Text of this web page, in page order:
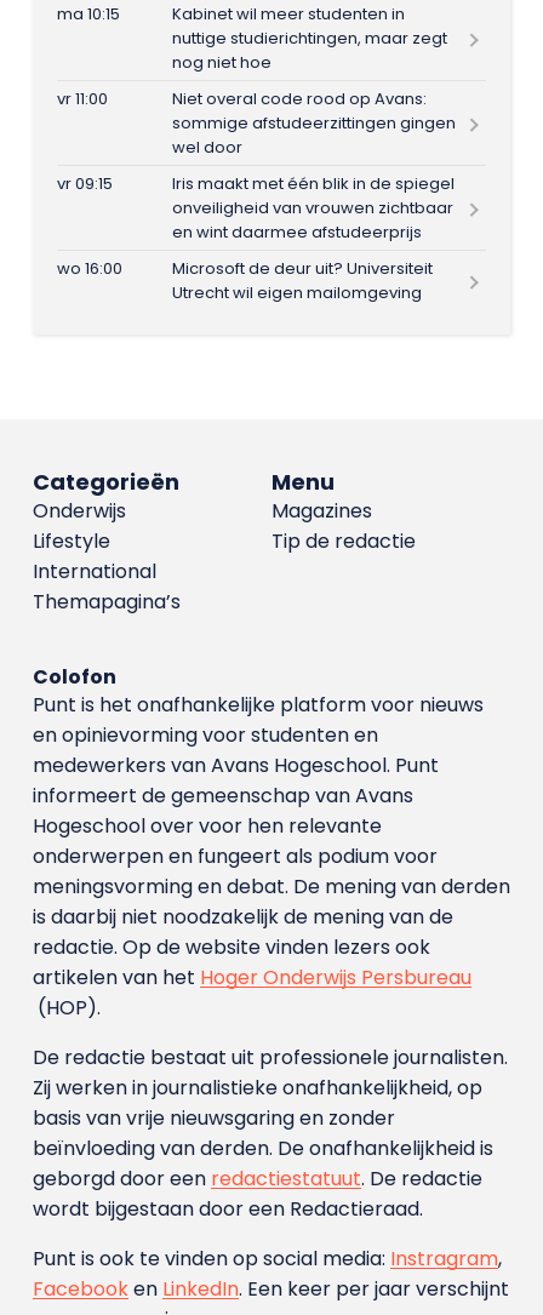
ma 10:15
Kabinet wil meer studenten in
nuttige studierichtingen, maar zegt
nog niet hoe
vr 11:00
Niet overal code rood op Avans:
sommige afstudeerzittingen gingen
wel door
vr 09:15
Iris maakt met één blik in de spiegel
onveiligheid van vrouwen zichtbaar
en wint daarmee afstudeerprijs
wo 16:00
Microsoft de deur uit? Universiteit
Utrecht wil eigen mailomgeving
Menu
Magazines
Tip de redactie
Categorieën
Onderwijs
Lifestyle
International
Themapagina’s
Colofon
Punt is het onafhankelijke platform voor nieuws
en opinievorming voor studenten en
medewerkers van Avans Hoge­school. Punt
informeert de gemeenschap van Avans
Hogeschool over voor hen relevante
onderwerpen en fungeert als podium voor
meningsvorming en debat. De mening van derden
is daarbij niet noodzakelijk de mening van de
redactie. Op de website vinden lezers ook
artikelen van het Hoger Onderwijs Persbureau
(HOP).
De redactie bestaat uit professionele journalisten.
Zij werken in journalistieke onafhankelijkheid, op
basis van vrije nieuwsgaring en zonder
beïnvloeding van derden. De onafhankelijkheid is
geborgd door een redactiestatuut. De redactie
wordt bijgestaan door een Redactieraad.
Punt is ook te vinden op social media: Instragram,
Facebooken LinkedIn. Een keer per jaar verschijnt